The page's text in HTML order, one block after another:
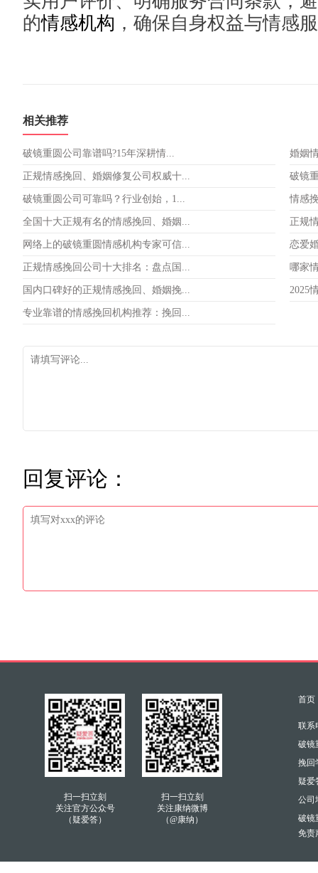
的情感机构 ，确保自身权益与情感
相关推荐
破镜重圆公司靠谱吗?15年深耕情... 婚姻
正规情感挽回、婚姻修复公司权威十... 破镜
破镜重圆公司可靠吗？行业创始，1... 情感
全国十大正规有名的情感挽回、婚姻... 正规
网络上的破镜重圆情感机构专家可信... 恋爱
正规情感挽回公司十大排名：盘点国... 哪家
国内口碑好的正规情感挽回、婚姻挽... 2025
专业靠谱的情感挽回机构推荐：挽回...
回复评论：
扫一扫立刻
关注官方公众号
（疑爱答）
扫一扫立刻
关注康纳微博
（@康纳）
首页
联系
破镜
挽回
疑爱
公司
破
免责